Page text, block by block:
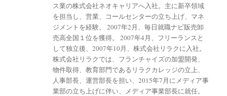
ス業の株式会社ネオキャリアへ入社。主に新卒領域
を担当し、営業、コールセンターの立ち上げ、マネ
ジメントを経験。 2007年2月、毎日就職ナビ販売卸
売高全国１位を獲得。 2007年4月、フリーランスと
して独立後、2007年10月、株式会社リラクに入社。
株式会社リラクでは、フランチャイズの加盟開発、
物件取得、教育部門であるリラクカレッジの立上、
人事部長、運営部長を担い、2015年7月にメディア事
業部の立ち上げに伴い、メディア事業部長に就任。